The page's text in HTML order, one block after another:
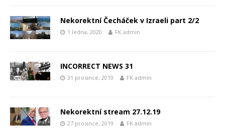
Nekorektní Čecháček v Izraeli part 2/2
1 ledna, 2020 FK admin
INCORRECT NEWS 31
31 prosince, 2019 FK admin
Nekorektní stream 27.12.19
27 prosince, 2019 FK admin